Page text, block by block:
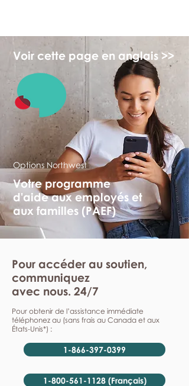
Voir cette page en anglais >>
Options Northwest
Votre programme
d'aide aux employés et
aux familles (PAEF)
Pour accéder au soutien,
communiquez
avec nous. 24/7
Pour obtenir de l’assistance immédiate
téléphonez au (sans frais au Canada et aux
États-Unis*) :
1-866-397-0399
1-800-561-1128 (Français)